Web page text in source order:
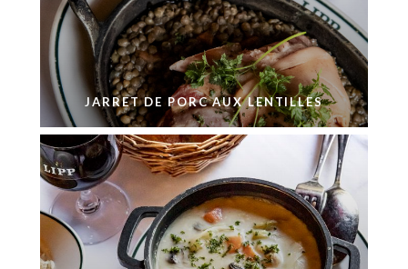
JARRET DE PORC AUX LENTILLES